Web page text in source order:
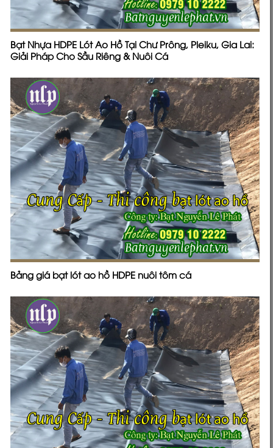
Bạt Nhựa HDPE Lót Ao Hồ Tại Chư Prông, Pleiku, Gia Lai:
Giải Pháp Cho Sầu Riêng & Nuôi Cá
Bảng giá bạt lót ao hồ HDPE nuôi tôm cá